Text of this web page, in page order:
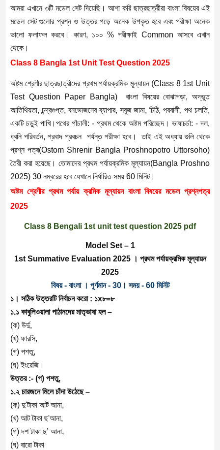
আমরা এখানে ৩টি মডেল সেট দিয়েছি। আশা করি ছাত্রছাত্রীরা বাংলা বিষয়ের এই
মডেল সেট গুলোর প্রশ্ন ও উত্তর পড়ে অনেক উপকৃত হবে এবং পরীক্ষা অনেক
ভালো ফলাফল করবে। কারণ, ১০০ % পরীক্ষাই Common আসবে এখান
থেকে।
Class 8 Bangla 1st Unit Test Question 2025
অষ্টম শ্রেণীর ছাত্রছাত্রীদের প্রথম পর্যায়ক্রমিক মূল্যায়ন (Class 8 1st Unit
Test Question Paper Bangla) বাংলা বিষয়ের বোঝাপড়া, অদ্ভুত
আতিথিয়তা, চন্দ্রগুপ্ত, বনভোজনের ব্যাপার, সবুজ জামা, চিঠি, পরবাসী, পথ চলতি,
একটি চড়ুই পাখি।পথের পাঁচালী: - প্রথম থেকে অষ্টম পরিচ্ছেদ। ভাষাচর্চা: - দল,
ধ্বনি পরিবর্তন, প্রবাদ প্রবচন পর্যন্ত পরীক্ষা হবে। তাই এই অধ্যায় গুলি থেকে
প্রশ্ন পত্র(Ostom Shrenir Bangla Proshnopotro Uttorsoho)
তৈরী করা হয়েছে। তোমাদের প্রথম পর্যায়ক্রমিক মূল্যায়ন(Bangla Proshno
2025) 30 নম্বরের হবে যেখানে নির্ধারিত সময় 60 মিনিট।
অষ্টম শ্রেণীর প্রথম পর্যায় ক্রমিক মূল্যায়ন বাংলা বিষয়ের মডেল প্রশ্নপত্র
2025
Class 8 Bengali 1st unit test question 2025 pdf
Model Set – 1
1st Summative Evaluation 2025 । প্রথম পর্যায়ক্রমিক মূল্যায়ন
2025
বিষয় - বাংলা । পূর্ণমান - 30। সময় - 60 মিনিট
১। সঠিক উত্তরটি নির্বাচন করো : ১x৮=৮
১.১ কাবুলিওয়ালা পাঠানদের মাতৃভাষা হল –
(ক) উর্দু,
(খ) ফারসি,
(গ) পশতু,
(ঘ) ইংরেজি।
উত্তর :- (গ) পশতু,
১.২ চারজনে মিলে চাঁদা উঠেছে –
(ক) দু'টাকা আট আনা,
(খ) আট টাকা ছ'আনা,
(গ) দশ টাকা ছ’ আনা,
(ঘ) বারো টাকা